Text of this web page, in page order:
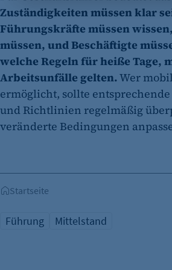
Zweck:
Opt-In Cookie speichert die
Besuchers, wenn auf der Seite
Tracking Opt-In ausgespielt
für ein eventuelles Opt-Out
Cookie Laufzeit:
"no" - 50 Jahre "yes" - 480 Tage
fe_typo_user
fe_typo_user
Anbieter:
Zuständigkeiten müssen klar
Führungskräfte müssen
müssen, und Beschäftigte
welche Regeln für heiße Tage,
Arbeitsunfälle gelten.Wer
ermöglicht, sollte
und Richtlinien regelmäßig
veränderte Bedingungen
Startseite
Führung Mittelstand